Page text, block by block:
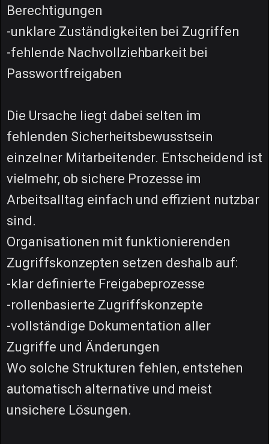
Berechtigungen
-unklare Zuständigkeiten bei Zugriffen
-fehlende Nachvollziehbarkeit bei
Passwortfreigaben
Die Ursache liegt dabei selten im
fehlenden Sicherheitsbewusstsein
einzelner Mitarbeitender. Entscheidend ist
vielmehr, ob sichere Prozesse im
Arbeitsalltag einfach und effizient nutzbar
sind.
Organisationen mit funktionierenden
Zugriffskonzepten setzen deshalb auf:
-klar definierte Freigabeprozesse
-rollenbasierte Zugriffskonzepte
-vollständige Dokumentation aller
Zugriffe und Änderungen
Wo solche Strukturen fehlen, entstehen
automatisch alternative und meist
unsichere Lösungen.